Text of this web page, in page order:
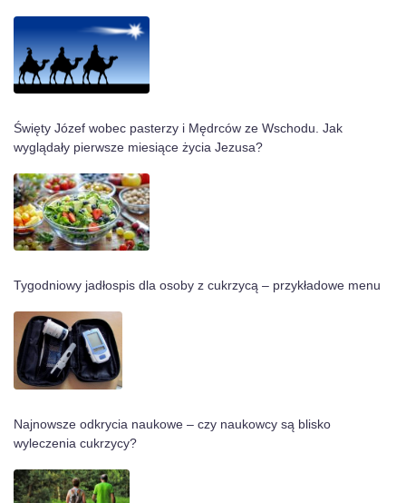
Święty Józef wobec pasterzy i Mędrców ze Wschodu. Jak
wyglądały pierwsze miesiące życia Jezusa?
Tygodniowy jadłospis dla osoby z cukrzycą – przykładowe menu
Najnowsze odkrycia naukowe – czy naukowcy są blisko
wyleczenia cukrzycy?